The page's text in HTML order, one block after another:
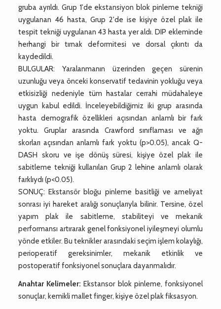
gruba ayrıldı. Grup 1'de ekstansiyon blok pinleme tekniği
uygulanan 46 hasta, Grup 2'de ise kişiye özel plak ile
tespit tekniği uygulanan 43 hasta yer aldı. DIP ekleminde
herhangi bir tırnak deformitesi ve dorsal çıkıntı da
kaydedildi.
BULGULAR: Yaralanmanın üzerinden geçen sürenin
uzunluğu veya önceki konservatif tedavinin yokluğu veya
etkisizliği nedeniyle tüm hastalar cerrahi müdahaleye
uygun kabul edildi. İnceleyebildiğimiz iki grup arasında
hasta demografik özellikleri açısından anlamlı bir fark
yoktu. Gruplar arasında Crawford sınıflaması ve ağrı
skorları açısından anlamlı fark yoktu (p>0.05), ancak Q-
DASH skoru ve işe dönüş süresi, kişiye özel plak ile
sabitleme tekniği kullanılan Grup 2 lehine anlamlı olarak
farklıydı (p<0.05).
SONUÇ: Ekstansör bloğu pinleme basitliği ve ameliyat
sonrası iyi hareket aralığı sonuçlarıyla bilinir. Tersine, özel
yapım plak ile sabitleme, stabiliteyi ve mekanik
performansı artırarak genel fonksiyonel iyileşmeyi olumlu
yönde etkiler. Bu teknikler arasındaki seçim işlem kolaylığı,
perioperatif gereksinimler, mekanik etkinlik ve
postoperatif fonksiyonel sonuçlara dayanmalıdır.
Anahtar Kelimeler: Ekstansor blok pinleme, fonksiyonel
sonuçlar, kemikli mallet finger, kişiye özel plak fiksasyon.